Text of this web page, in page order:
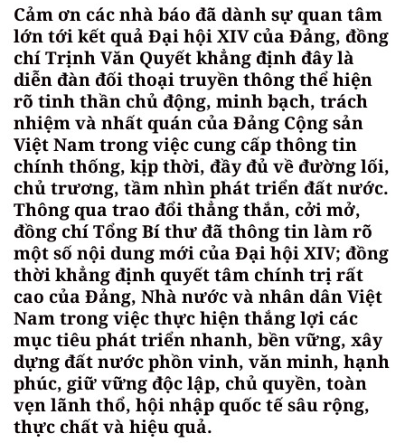
Cảm ơn các nhà báo đã dành sự quan tâm
lớn tới kết quả Đại hội XIV của Đảng, đồng
chí Trịnh Văn Quyết khẳng định đây là
diễn đàn đối thoại truyền thông thể hiện
rõ tinh thần chủ động, minh bạch, trách
nhiệm và nhất quán của Đảng Cộng sản
Việt Nam trong việc cung cấp thông tin
chính thống, kịp thời, đầy đủ về đường lối,
chủ trương, tầm nhìn phát triển đất nước.
Thông qua trao đổi thẳng thắn, cởi mở,
đồng chí Tổng Bí thư đã thông tin làm rõ
một số nội dung mới của Đại hội XIV; đồng
thời khẳng định quyết tâm chính trị rất
cao của Đảng, Nhà nước và nhân dân Việt
Nam trong việc thực hiện thắng lợi các
mục tiêu phát triển nhanh, bền vững, xây
dựng đất nước phồn vinh, văn minh, hạnh
phúc, giữ vững độc lập, chủ quyền, toàn
vẹn lãnh thổ, hội nhập quốc tế sâu rộng,
thực chất và hiệu quả.